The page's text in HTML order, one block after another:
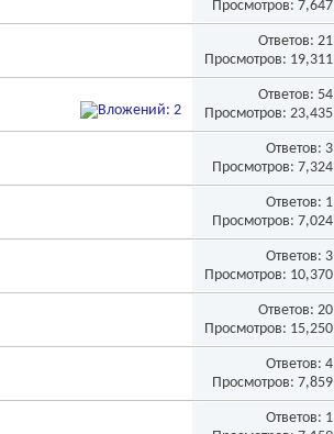
Просмотров: 7,647
Ответов:21
Просмотров: 19,311
Ответов: 54
Просмотров: 23,435
Ответов: 3
Просмотров: 7,324
Ответов: 1
Просмотров: 7,024
Ответов: 3
Просмотров: 10,370
Ответов:20
Просмотров: 15,250
Ответов:4
Просмотров: 7,859
Ответов: 1